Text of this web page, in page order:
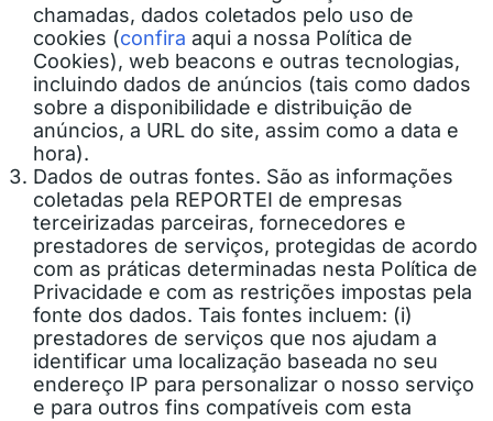
chamadas, dados coletados pelo uso de
cookies (confira aqui a nossa Política de
Cookies), web beacons e outras tecnologias,
incluindo dados de anúncios (tais como dados
sobre a disponibilidade e distribuição de
anúncios, a URL do site, assim como a data e
hora).
Dados de outras fontes. São as informações
coletadas pela REPORTEI de empresas
terceirizadas parceiras, fornecedores e
prestadores de serviços, protegidas de acordo
com as práticas determinadas nesta Política de
Privacidade e com as restrições impostas pela
fonte dos dados. Tais fontes incluem: (i)
prestadores de serviços que nos ajudam a
identificar uma localização baseada no seu
endereço IP para personalizar o nosso serviço
e para outros fins compatíveis com esta